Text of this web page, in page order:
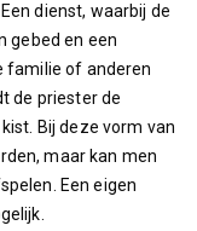
dienst, waarbij de
gebed en een
familie of anderen
de priester de
Bij deze vorm van
maar kan men
Een eigen